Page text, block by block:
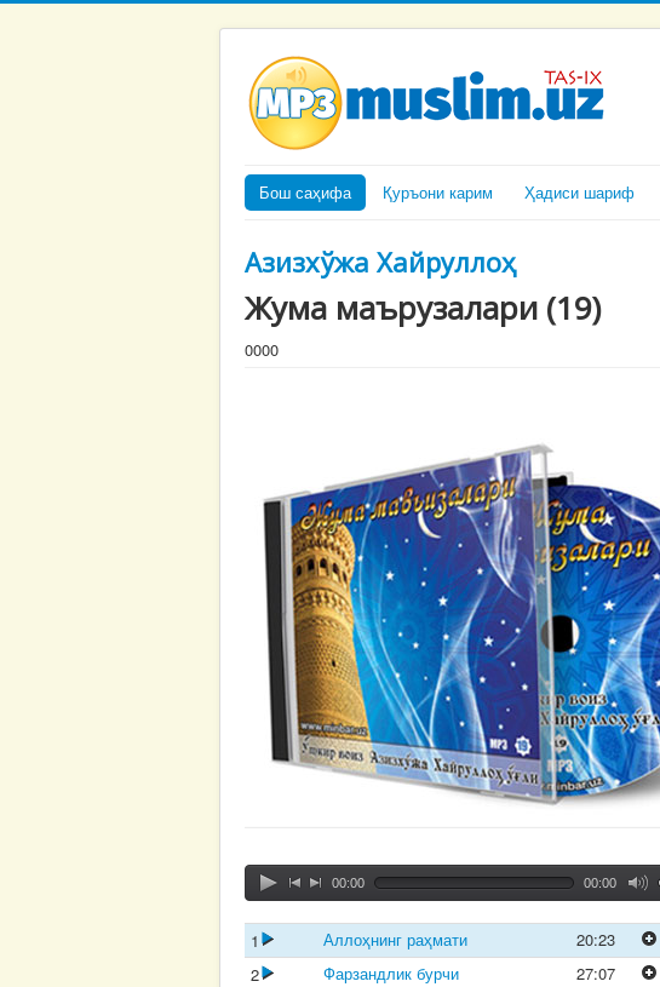
Бош саҳифа Қуръони карим Ҳадиси шариф
Азизхўжа Хайруллоҳ
Жума маърузалари (19)
0000
00:00 00:00
1 Аллоҳнинг раҳмати
20:23
2
Фарзандлик бурчи
27:07